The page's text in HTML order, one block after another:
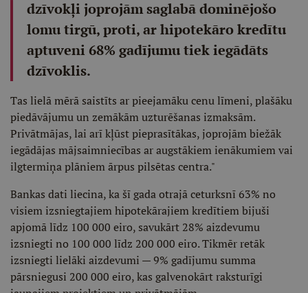
dzīvokļi joprojām saglabā dominējošo
lomu tirgū, proti, ar hipotekāro kredītu
aptuveni 68% gadījumu tiek iegādāts
dzīvoklis.
Tas lielā mērā saistīts ar pieejamāku cenu līmeni, plašāku
piedāvājumu un zemākām uzturēšanas izmaksām.
Privātmājas, lai arī kļūst pieprasītākas, joprojām biežāk
iegādājas mājsaimniecības ar augstākiem ienākumiem vai
ilgtermiņa plāniem ārpus pilsētas centra."
Bankas dati liecina, ka šī gada otrajā ceturksnī 63% no
visiem izsniegtajiem hipotekārajiem kredītiem bijuši
apjomā līdz 100 000 eiro, savukārt 28% aizdevumu
izsniegti no 100 000 līdz 200 000 eiro. Tikmēr retāk
izsniegti lielāki aizdevumi — 9% gadījumu summa
pārsniegusi 200 000 eiro, kas galvenokārt raksturīgi